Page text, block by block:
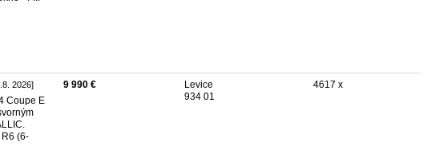
2026]
Coupe E
(6-
9 990 €
Levice
934 01
4617 x